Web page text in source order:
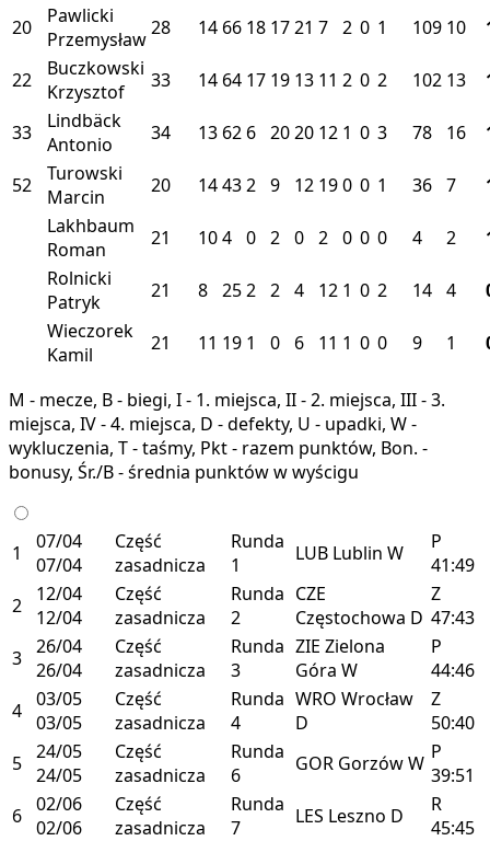
20
Pawlicki
Przemysław28 14 66 18 1721 7 2 0 1 109 10
22
Buczkowski
Krzysztof
33 14 64 17 19 13 11 2 0 2 102 13
33
Lindbäck
Antonio
34 13 62 6 2020 12 1 0 3 78 16
52
Turowski
Marcin
20 14432 9 12 190 0 1 36 7
Lakhbaum
Roman
21 104 0 2 0 2 0 0 0 4 2
Rolnicki
Patryk
21 8 252 2 4 12 1 0 2 14 4
Wieczorek
Kamil
21 11 19 1 0 6 11 1 0 0 9 1
M - mecze, B - biegi, I - 1. miejsca, II - 2. miejsca, III - 3.
miejsca, IV - 4. miejsca, D - defekty, U - upadki, W -
wykluczenia, T - taśmy, Pkt - razem punktów, Bon. -
bonusy, Śr./B - średnia punktów w wyścigu
1
07/04
07/04
Część
zasadnicza
Runda
1
LUB Lublin W
P
41:49
2
12/04
12/04
Część
zasadnicza
Runda
2
CZE
Częstochowa D
Z
47:43
3 26/04
26/04
Część
zasadnicza
Runda
3
ZIE Zielona
Góra W
P
44:46
4 03/05
03/05
Część
zasadnicza
Runda
4
WRO Wrocław
D
Z
50:40
5 24/05
24/05
Część
zasadnicza
Runda
6
GOR GorzówW P
39:51
6 02/06
02/06
Część
zasadnicza
Runda
7
LES Leszno D
R
45:45